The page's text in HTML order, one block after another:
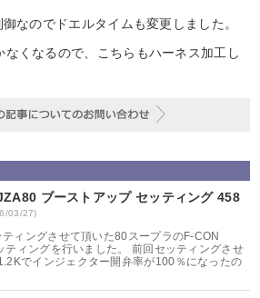
なのでドエルタイムも変更しました。
くなるので、こちらもハーネス加工し
ブーストアップ セッティング 458
03/27)
ィングさせて頂いた80スープラのF-CON
ティングを行いました。 前回セッティングさせ
でインジェクター開弁率が100％になったの